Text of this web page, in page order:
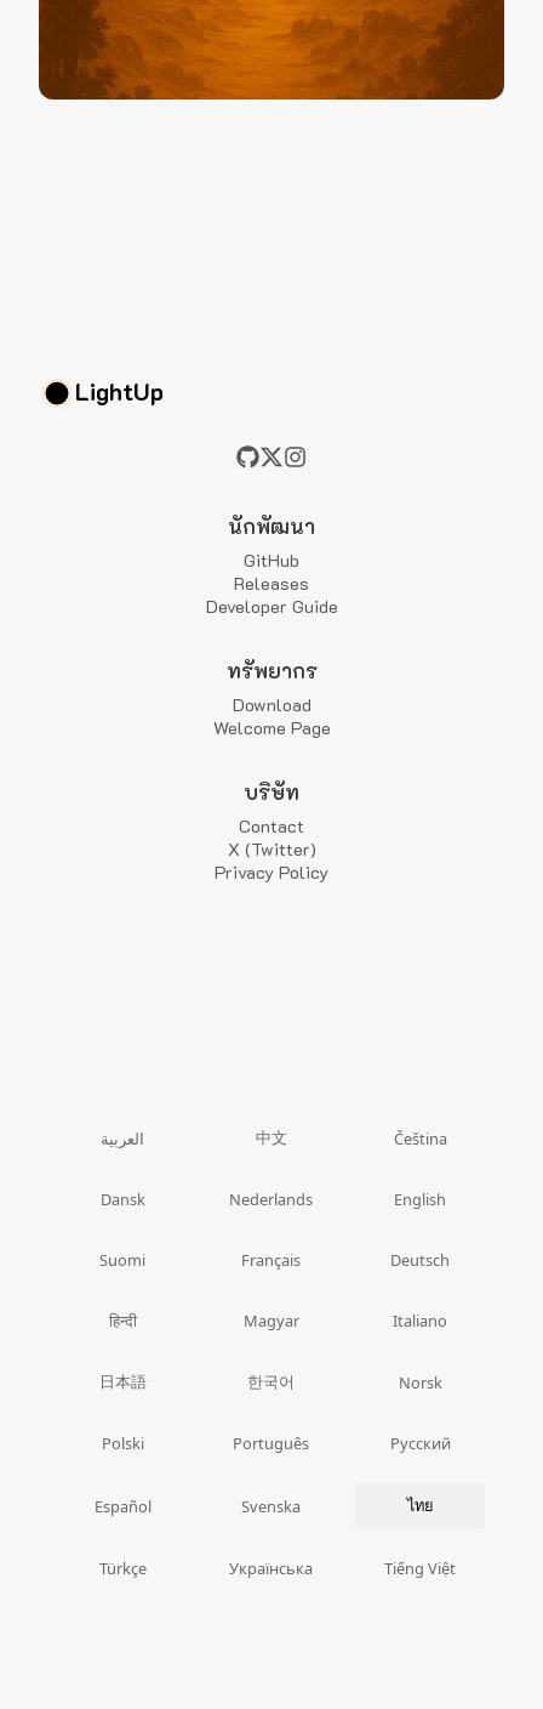
LightUp
นักพัฒนา
GitHub
Releases
Developer Guide
ทรัพยากร
Download
Welcome Page
บริษัท
Contact
X (Twitter)
Privacy Policy
العربية 中文 Čeština
Dansk Nederlands English
Suomi Français Deutsch
हिन्दी Magyar Italiano
日本語 한국어 Norsk
Polski Português Русский
Español Svenska ไทย
Türkçe Українська Tiếng Việt